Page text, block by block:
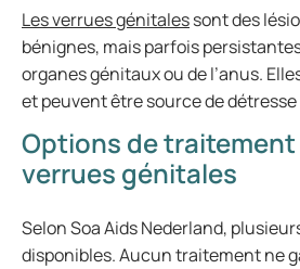
Les verrues génitalessont des
bénignes, mais parfois
organes génitaux ou de l’anus.
et peuvent être source de
Options de
verrues génitales
Selon Soa Aids Nederland,
disponibles. Aucun traitement ne